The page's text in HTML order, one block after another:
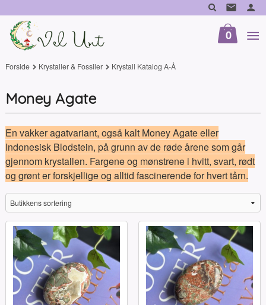
til
innholdet
0
Forside Krystaller & Fossiler Krystall Katalog A-Å
Money Agate
En vakker agatvariant, også kalt Money Agate eller
Indonesisk Blodstein, på grunn av de røde årene som går
gjennom krystallen. Fargene og mønstrene i hvitt, svart, rødt
og grønt er forskjellige og alltid fascinerende for hvert tårn.